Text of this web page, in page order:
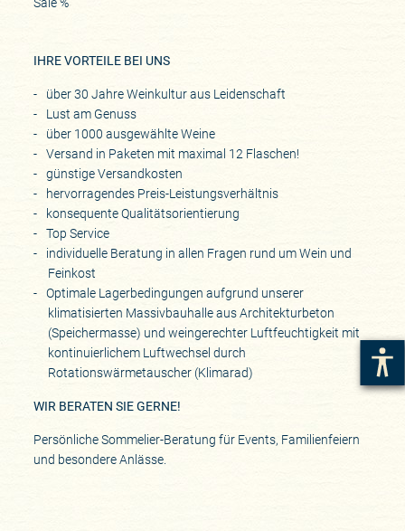
IHRE VORTEILE BEI UNS
über 30 Jahre Weinkultur aus Leidenschaft
Lust am Genuss
über 1000 ausgewählte Weine
Versand in Paketen mit maximal 12 Flaschen!
günstige Versandkosten
hervorragendes Preis-Leistungsverhältnis
konsequente Qualitätsorientierung
Top Service
individuelle Beratung in allen Fragen rund um Wein und
Feinkost
Optimale Lagerbedingungen aufgrund unserer
klimatisierten Massivbauhalle aus Architekturbeton
(Speichermasse) und weingerechter Luftfeuchtigkeit mit
kontinuierlichem Luftwechsel durch
Rotationswärmetauscher (Klimarad)
WIR BERATEN SIE GERNE!
Persönliche Sommelier-Beratung für Events, Familienfeiern
und besondere Anlässe.